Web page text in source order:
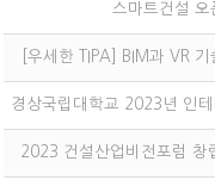
스마트건설 오
[우세한 TIPA] BIM과 VR
경상국립대학교 2023년 인
2023 건설산업비전포럼 창